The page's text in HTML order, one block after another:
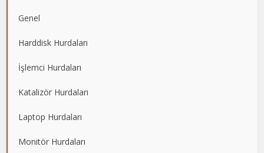
Genel
Harddisk Hurdaları
İşlemci Hurdaları
Katalizör Hurdaları
Laptop Hurdaları
Monitör Hurdaları